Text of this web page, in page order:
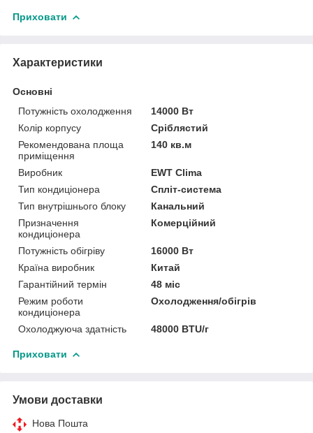
Приховати
Характеристики
Основні
Потужність охолодження
14000 Вт
Колір корпусу
Сріблястий
Рекомендована площа
приміщення
140 кв.м
Виробник
EWT Clima
Тип кондиціонера
Спліт-система
Тип внутрішнього блоку
Канальний
Призначення
кондиціонера
Комерційний
Потужність обігріву
16000 Вт
Країна виробник
Китай
Гарантійний термін
48 міс
Режим роботи
кондиціонера
Охолодження/обігрів
Охолоджуюча здатність 48000 BTU/г
Приховати
Умови доставки
Нова Пошта